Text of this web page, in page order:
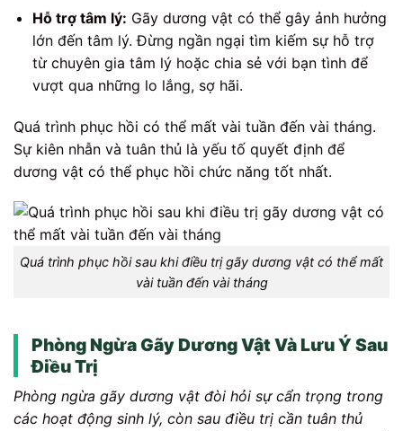
Hỗ trợ tâm lý: Gãy dương vật có thể gây ảnh hưởng
lớn đến tâm lý. Đừng ngần ngại tìm kiếm sự hỗ trợ
từ chuyên gia tâm lý hoặc chia sẻ với bạn tình để
vượt qua những lo lắng, sợ hãi.
Quá trình phục hồi có thể mất vài tuần đến vài tháng.
Sự kiên nhẫn và tuân thủ là yếu tố quyết định để
dương vật có thể phục hồi chức năng tốt nhất.
Quá trình phục hồi sau khi điều trị gãy dương vật có thể mất
vài tuần đến vài tháng
Phòng Ngừa Gãy Dương Vật Và Lưu Ý Sau
Điều Trị
Phòng ngừa gãy dương vật đòi hỏi sự cẩn trọng trong
các hoạt động sinh lý, còn sau điều trị cần tuân thủ